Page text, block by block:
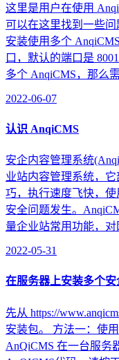
这里是用户在使用
可以在这里找到一些
安装使用多个
口，默认的端口是
多个 AnqiCMS，那么
2022-06-07
认识 AnqiCMS
安企内容管理系统
业站内容管理系统，
巧，执行速度飞快，
安全问题发生。
量企业站常用功能，
2022-05-31
在服务器上安装多个
先从 https://
安装包。 方法一：使
AnQiCMS 在一台服务